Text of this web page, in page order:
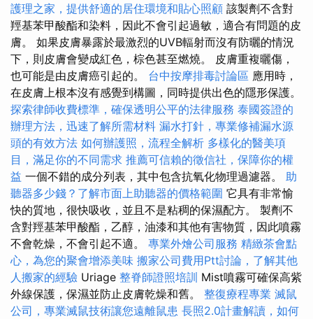
護理之家，提供舒適的居住環境和貼心照顧 該製劑不含對
羥基苯甲酸酯和染料，因此不會引起過敏，適合有問題的皮
膚。 如果皮膚暴露於最激烈的UVB輻射而沒有防曬的情況
下，則皮膚會變成紅色，棕色甚至燃燒。 皮膚重複曬傷，
也可能是由皮膚癌引起的。 台中按摩排毒討論區 應用時，
在皮膚上根本沒有感覺到構圖，同時提供出色的隱形保護。
探索律師收費標準，確保透明公平的法律服務 泰國簽證的
辦理方法，迅速了解所需材料 漏水打針，專業修補漏水源
頭的有效方法 如何辦護照，流程全解析 多樣化的醫美項
目，滿足你的不同需求 推薦可信賴的徵信社，保障你的權
益 一個不錯的成分列表，其中包含抗氧化物理過濾器。 助
聽器多少錢？了解市面上助聽器的價格範圍 它具有非常愉
快的質地，很快吸收，並且不是粘稠的保濕配方。 製劑不
含對羥基苯甲酸酯，乙醇，油漆和其他有害物質，因此噴霧
不會乾燥，不會引起不適。 專業外燴公司服務 精緻茶會點
心，為您的聚會增添美味 搬家公司費用Ptt討論，了解其他
人搬家的經驗 Uriage 整脊師證照培訓 Mist噴霧可確保高紫
外線保護，保濕並防止皮膚乾燥和舊。 整復療程專業 滅鼠
公司，專業滅鼠技術讓您遠離鼠患 長照2.0計畫解讀，如何